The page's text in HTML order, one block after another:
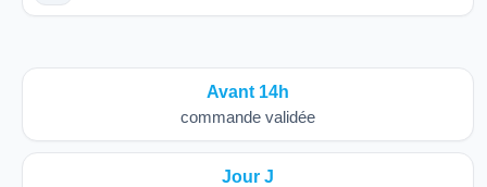
Avant 14h
commande validée
Jour J